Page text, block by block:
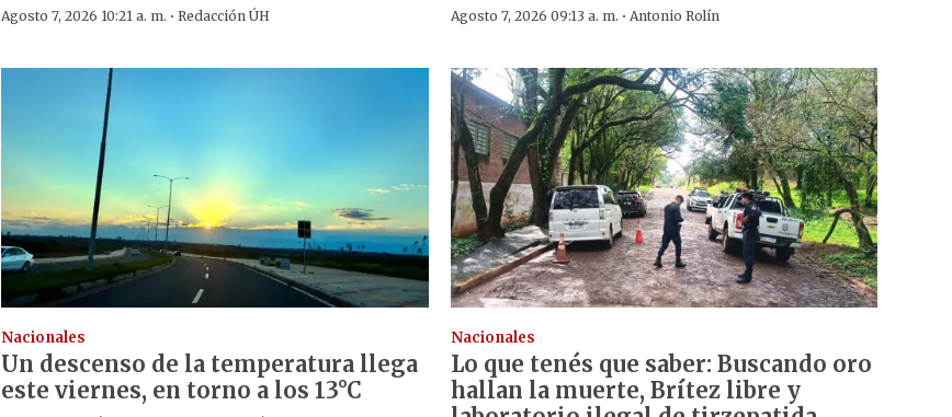
Agosto 7, 2026 10:21 a. m. ·Redacción ÚH Agosto 7, 2026 09:13 a. m. · Antonio Rolín
Nacionales
Un descenso de la temperatura llega
este viernes, en torno a los 13°C
Nacionales
Lo que tenés que saber: Buscando oro
hallan la muerte, Brítez libre y